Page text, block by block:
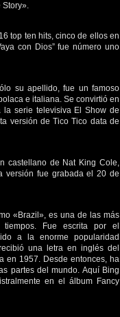
Story».
top ten hits, cinco de ellos en
con Dios” fue número uno
su apellido, fue un famoso
e italiana. Se convirtió en
serie televisiva El Show de
versión de Tico Tico data de
castellano de Nat King Cole,
versión fue grabada el 20 de
«Brazil», es una de las más
Fue escrita por el
a la enorme popularidad
una letra en inglés del
en 1957. Desde entonces, ha
partes del mundo. Aquí Bing
en el álbum Fancy